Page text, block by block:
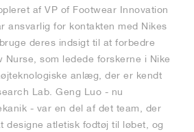
af VP of Footwear Innovation
ansvarlig for kontakten med Nikes
deres indsigt til at forbedre
Nurse, som ledede forskerne i Nike
anlæg, der er kendt
Lab. Geng Luo - nu
- var en del af det team, der
designe atletisk fodtøj til løbet, og